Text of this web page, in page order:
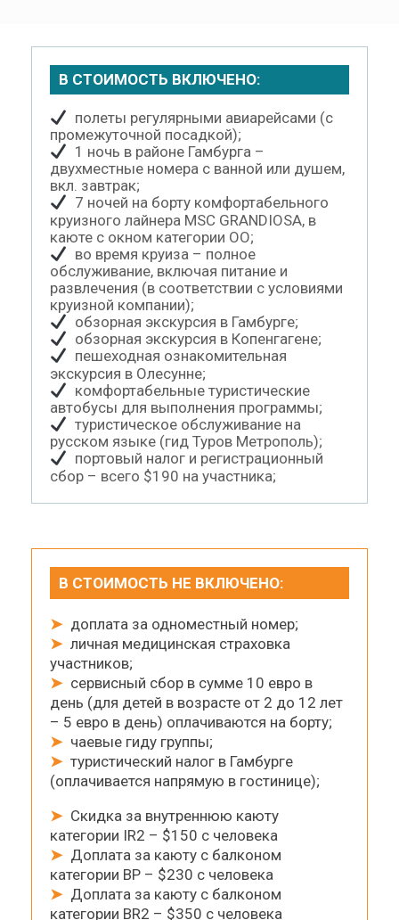
В СТОИМОСТЬ ВКЛЮЧЕНО:
полеты регулярными авиарейсами (с
промежуточной посадкой);
1 ночь в районе Гамбурга –
двухместные номера с ванной или душем,
вкл. завтрак;
7 ночей на борту комфортабельного
круизного лайнера MSC GRANDIOSA, в
каюте с окном категории OO;
во время круиза – полное
обслуживание, включая питание и
развлечения (в соответствии с условиями
круизной компании);
обзорная экскурсия в Гамбурге;
обзорная экскурсия в Копенгагене;
пешеходная ознакомительная
экскурсия в Олесунне;
комфортабельные туристические
автобусы для выполнения программы;
туристическое обслуживание на
русском языке (гид Туров Метрополь);
портовый налог и регистрационный
сбор – всего $190 на участника;
В СТОИМОСТЬ НЕ ВКЛЮЧЕНО:
➤доплата за одноместный номер;
➤личная медицинская страховка
участников;
➤сервисный сбор в сумме 10 евро в
день (для детей в возрасте от 2 до 12 лет
– 5 евро в день) оплачиваются на борту;
➤чаевые гиду группы;
➤туристический налог в Гамбурге
(оплачивается напрямую в гостинице);
➤Скидка за внутреннюю каюту
категории IR2 – $150 с человека
➤Доплата за каюту с балконом
категории BP – $230 с человека
➤Доплата за каюту с балконом
категории BR2 – $350 с человека